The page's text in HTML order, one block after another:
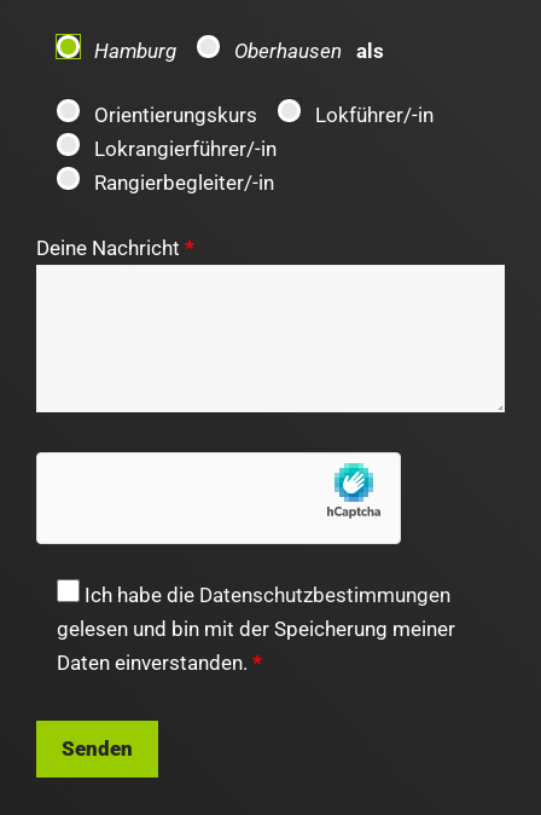
Hamburg Oberhausen als
Orientierungskurs
Lokführer/-in
Lokrangierführer/-in
Rangierbegleiter/-in
Deine Nachricht *
Ich habe die Datenschutzbestimmungen
gelesen und bin mit der Speicherung meiner
Daten einverstanden. *